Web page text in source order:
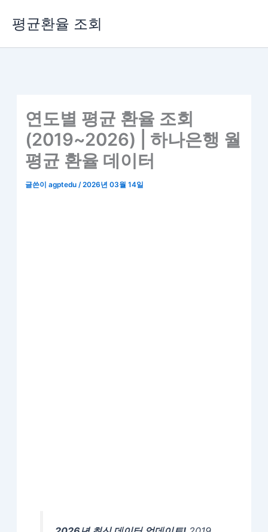
로
평균환율 조회
연도별 평균 환율 조회
(2019~2026) | 하나은행 월
평균 환율 데이터
글쓴이agptedu/2026년 03월 14일